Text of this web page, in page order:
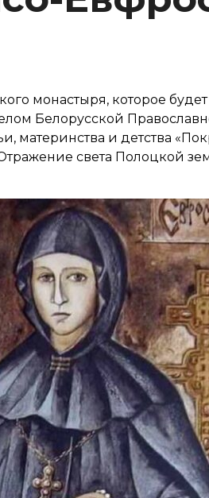
монастыря, которое будет
Белорусской
и детства
света Полоцкой